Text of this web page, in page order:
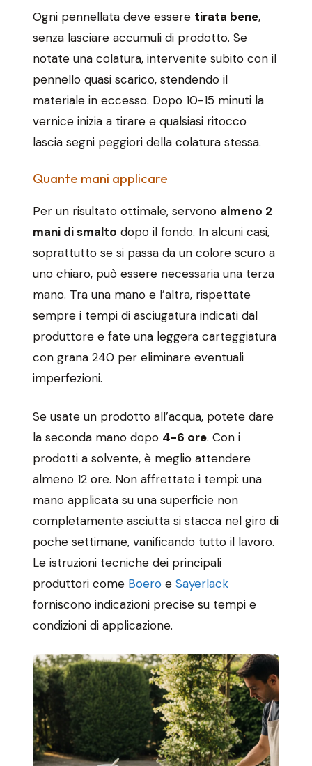
Ogni pennellata deve essere tirata bene,
senza lasciare accumuli di prodotto. Se
notate una colatura, intervenite subito con il
pennello quasi scarico, stendendo il
materiale in eccesso. Dopo 10-15 minuti la
vernice inizia a tirare e qualsiasi ritocco
lascia segni peggiori della colatura stessa.
Quante mani applicare
Per un risultato ottimale, servono almeno 2
mani di smalto dopo il fondo. In alcuni casi,
soprattutto se si passa da un colore scuro a
uno chiaro, può essere necessaria una terza
mano. Tra una mano e l’altra, rispettate
sempre i tempi di asciugatura indicati dal
produttore e fate una leggera carteggiatura
con grana 240 per eliminare eventuali
imperfezioni.
Se usate un prodotto all’acqua, potete dare
la seconda mano dopo 4-6 ore. Con i
prodotti a solvente, è meglio attendere
almeno 12 ore. Non affrettate i tempi: una
mano applicata su una superficie non
completamente asciutta si stacca nel giro di
poche settimane, vanificando tutto il lavoro.
Le istruzioni tecniche dei principali
produttori come Boero e Sayerlack
forniscono indicazioni precise su tempi e
condizioni di applicazione.